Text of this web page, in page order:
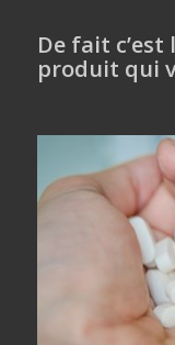
De fait
produit qui